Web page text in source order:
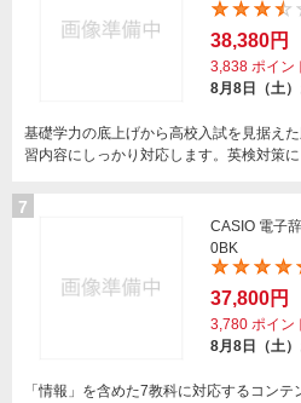
38,380円
3,838 ポイン
8月8日（土）
基礎学力の底上げから高校入試を見据え
習内容にしっかり対応します。英検対策に
7
CASIO 電子
0BK
37,800円
3,780 ポイン
8月8日（土）
「情報」を含めた7教科に対応するコン